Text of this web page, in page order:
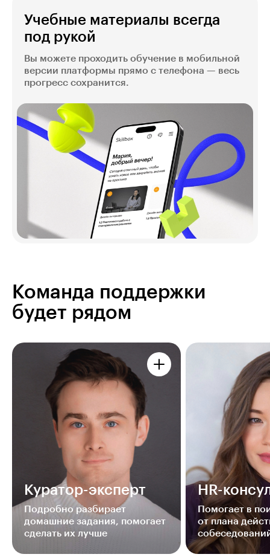
Учебные материалы всегда
под рукой
Вы можете проходить обучение в мобильной
версии платформы прямо с телефона — весь
прогресс сохранится.
Команда поддержки
будет рядом
Куратор-эксперт
Подробно разбирает
домашние задания, помогает
сделать их лучше
HR-
Помогает в
от плана